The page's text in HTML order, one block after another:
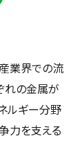
業界での流
れの金属が
ルギー分野
力を支える